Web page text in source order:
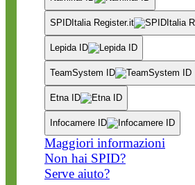
SPIDItalia Register.it
Lepida ID
TeamSystem ID
Etna ID
Infocamere ID
Maggiori informazioni
Non hai SPID?
Serve aiuto?